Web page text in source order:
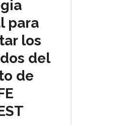
para
los
del
de